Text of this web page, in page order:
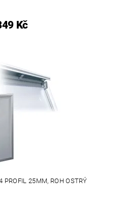
Kč
PROFIL 25MM, ROH OSTRÝ